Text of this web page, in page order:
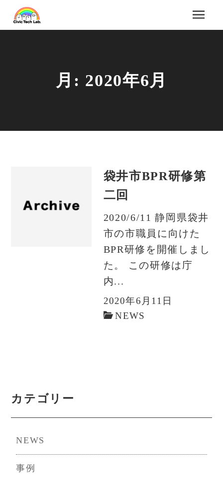
月: 2020年6月
袋井市BPR研修第
二回
2020/6/11 静岡県袋井
市の市職員に向けた
BPR研修を開催しまし
た。 この研修は庁
内...
2020年6月11日
NEWS
カテゴリー
NEWS
事例